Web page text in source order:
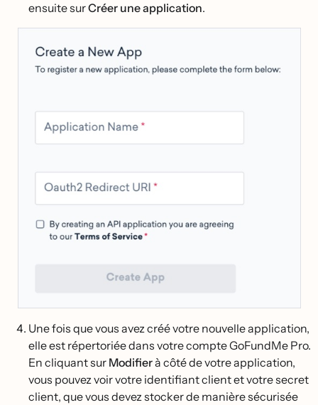
ensuite surCréer une application.
Une fois que vous avez créé votre nouvelle application,
elle est répertoriée dans votre compte GoFundMe Pro.
En cliquant sur Modifierà côté de votre application,
vous pouvez voir votre identifiant client et votre secret
client, que vous devez stocker de manière sécurisée